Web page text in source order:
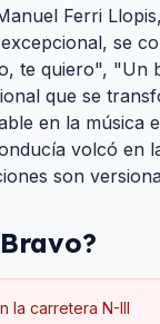
Ferri
se
te quiero",
que se
en la música
volcó en
son
?
la carretera N-III